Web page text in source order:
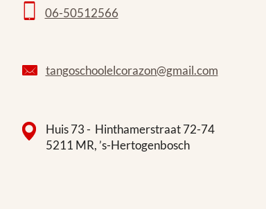
06-50512566
tangoschoolelcorazon@gmail.com
Huis 73 - Hinthamerstraat 72-74
5211 MR, ’s-Hertogenbosch